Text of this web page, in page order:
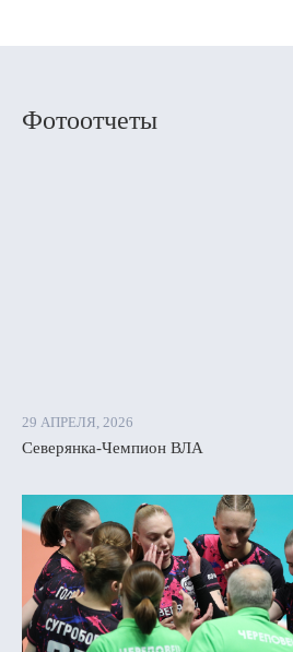
Фотоотчеты
29 АПРЕЛЯ, 2026
Северянка-Чемпион ВЛА